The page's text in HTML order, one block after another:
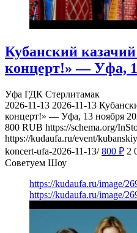
Кубанский
концерт!» — Уфа,
Уфа ГДК Стерлитамак
2026-11-13 2026-11-13
концерт!» — Уфа, 13 ноября
800 RUB https://schema.org/
https://kudaufa.ru/event/
koncert-ufa-2026-11-13/ 800 ₽ 2
Советуем Шоу
https://kudaufa.ru/image/
https://kudaufa.ru/image/